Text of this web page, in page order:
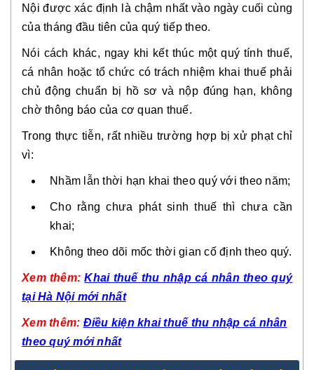
Nội được xác định là chậm nhất vào ngày cuối cùng
của tháng đầu tiên của quý tiếp theo.
Nói cách khác, ngay khi kết thúc một quý tính thuế,
cá nhân hoặc tổ chức có trách nhiệm khai thuế phải
chủ động chuẩn bị hồ sơ và nộp đúng hạn, không
chờ thông báo của cơ quan thuế.
Trong thực tiễn, rất nhiều trường hợp bị xử phạt chỉ
vì:
Nhầm lẫn thời hạn khai theo quý với theo năm;
Cho rằng chưa phát sinh thuế thì chưa cần
khai;
Không theo dõi mốc thời gian cố định theo quý.
Xem thêm:Khai thuế thu nhập cá nhân theo quý
tại Hà Nội mới nhất
Xem thêm: Điều kiện khai thuế thu nhập cá nhân
theo quý mới nhất